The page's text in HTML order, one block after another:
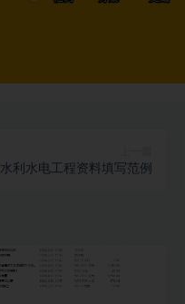
水利水电工程资料填写范例